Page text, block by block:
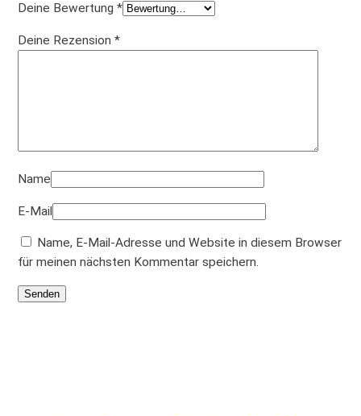
/
2
8
o
A
k
M
e
Deine Bewertung *
Deine Rezension *
Name
E-Mail
Name, E-Mail-Adresse und Website in diesem Browser
für meinen nächsten Kommentar speichern.